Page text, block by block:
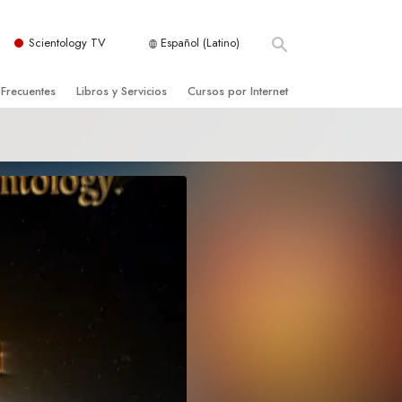
Scientology TV Español (Latino)
Iglesia
de Scientology
Libros y Servicios
Introductorias
Cursos por Internet
Las Dinámicas de la Existencia
Los Componentes de la Comprensión